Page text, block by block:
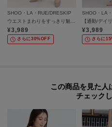
SHOO・LA・RUE/DRESKIP
ウエストまわりをすっきり魅せる デザインガウチョパンツ
¥3,989
さらに30%OFF
SHOO・LA
¥3,989
さらに
この商品を見た人
チェック